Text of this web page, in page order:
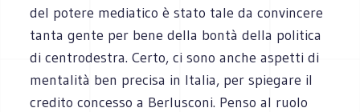
del potere mediatico è stato tale da convincere
tanta gente per bene della bontà della politica
di centrodestra. Certo, ci sono anche aspetti di
mentalità ben precisa in Italia, per spiegare il
credito concesso a Berlusconi. Penso al ruolo